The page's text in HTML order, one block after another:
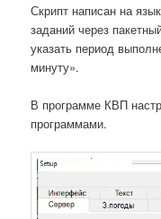
Скрипт написан на
заданий через
указать период
минуту».
В программе КВП
программами.